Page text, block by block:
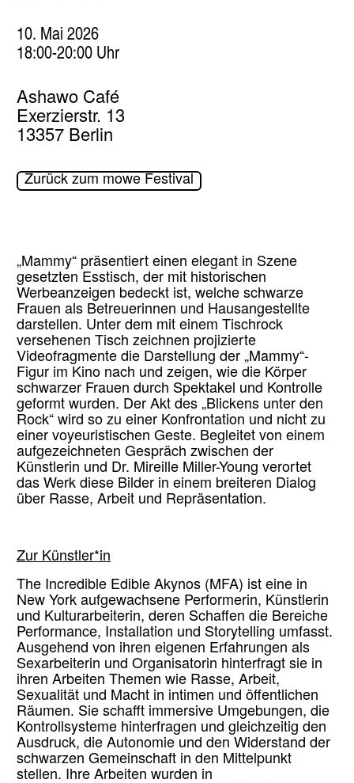
10. Mai 2026
18:00-20:00 Uhr
Ashawo Café
Exerzierstr. 13
13357 Berlin
Zurück zum mowe Festival
„Mammy“ präsentiert einen elegant in Szene
gesetzten Esstisch, der mit historischen
Werbeanzeigen bedeckt ist, welche schwarze
Frauen als Betreuerinnen und Hausangestellte
darstellen. Unter dem mit einem Tischrock
versehenen Tisch zeichnen projizierte
Videofragmente die Darstellung der „Mammy“-
Figur im Kino nach und zeigen, wie die Körper
schwarzer Frauen durch Spektakel und Kontrolle
geformt wurden. Der Akt des „Blickens unter den
Rock“ wird so zu einer Konfrontation und nicht zu
einer voyeuristischen Geste. Begleitet von einem
aufgezeichneten Gespräch zwischen der
Künstlerin und Dr. Mireille Miller-Young verortet
das Werk diese Bilder in einem breiteren Dialog
über Rasse, Arbeit und Repräsentation.
Zur Künstler*in
The Incredible Edible Akynos (MFA) ist eine in
New York aufgewachsene Performerin, Künstlerin
und Kulturarbeiterin, deren Schaffen die Bereiche
Performance, Installation und Storytelling umfasst.
Ausgehend von ihren eigenen Erfahrungen als
Sexarbeiterin und Organisatorin hinterfragt sie in
ihren Arbeiten Themen wie Rasse, Arbeit,
Sexualität und Macht in intimen und öffentlichen
Räumen. Sie schafft immersive Umgebungen, die
Kontrollsysteme hinterfragen und gleichzeitig den
Ausdruck, die Autonomie und den Widerstand der
schwarzen Gemeinschaft in den Mittelpunkt
stellen. Ihre Arbeiten wurden in